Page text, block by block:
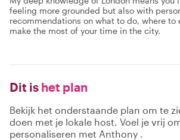
feeling more grounded but also with
recommendations on what to do, where to
make the most of your time in the city.
Dit is het plan
Bekijk het onderstaande plan om te
doen met je lokale host. Voel je vrij
personaliseren met Anthony .